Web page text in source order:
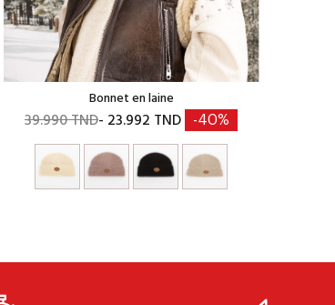
Bonnet en laine
39.990 TND- 23.992 TND -40%